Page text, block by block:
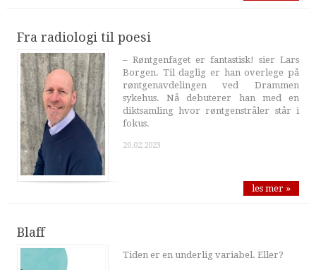
Fra radiologi til poesi
– Røntgenfaget er fantastisk! sier Lars
Borgen. Til daglig er han overlege på
røntgenavdelingen ved Drammen
sykehus. Nå debuterer han med en
diktsamling hvor røntgenstråler står i
fokus.
20.02.2023
les mer »
Blaff
Tiden er en underlig variabel. Eller?